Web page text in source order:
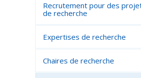
Recrutement pour des
de recherche
Expertises de recherche
Chaires de recherche